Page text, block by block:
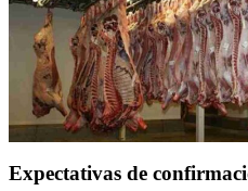
Expectativas de